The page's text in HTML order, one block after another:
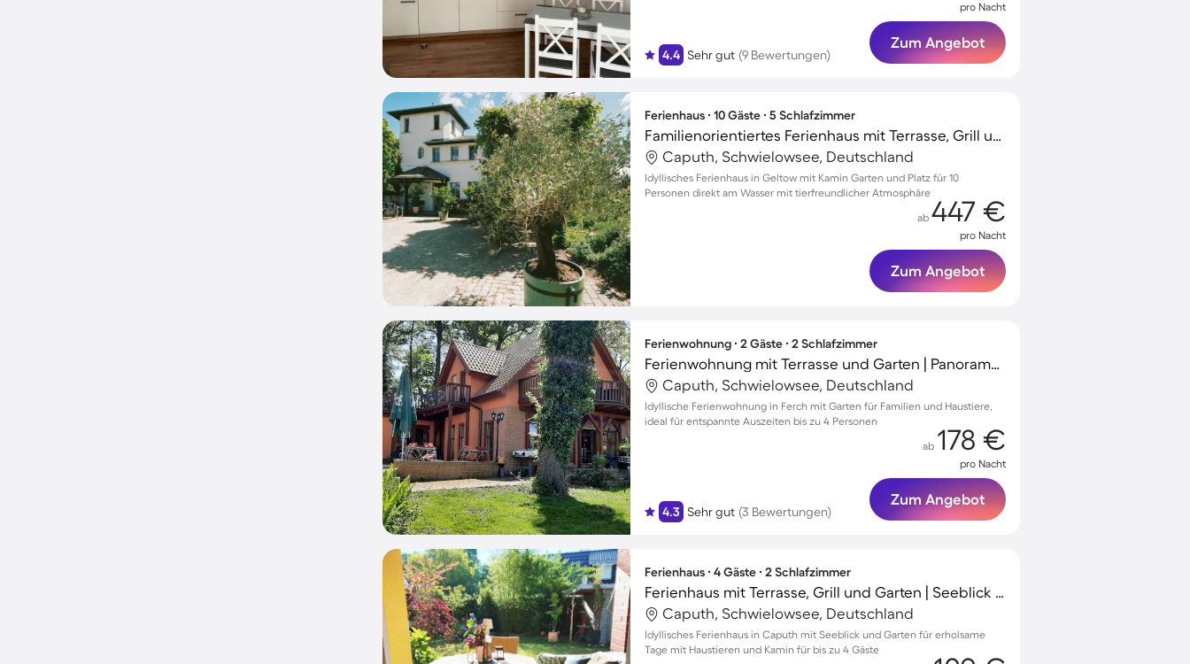
4.4 Sehr gut (9 Bewertungen)
pro Nacht
Zum Angebot
Ferienhaus ∙ 10 Gäste ∙ 5 Schlafzimmer
Familienorientiertes Ferienhaus mit Terrasse, Grill und Garten | Hunde erlaubt
Caputh, Schwielowsee, Deutschland
Idyllisches Ferienhaus in Geltow mit Kamin Garten und Platz für 10
Personen direkt am Wasser mit tierfreundlicher Atmosphäre
ab 447 €
pro Nacht
Zum Angebot
Ferienwohnung ∙ 2 Gäste ∙ 2 Schlafzimmer
Ferienwohnung mit Terrasse und Garten | Panoramablick
Caputh, Schwielowsee, Deutschland
Idyllische Ferienwohnung in Ferch mit Garten für Familien und Haustiere,
ideal für entspannte Auszeiten bis zu 4 Personen
4.3 Sehr gut (3 Bewertungen)
ab 178 €
pro Nacht
Zum Angebot
Ferienhaus ∙ 4 Gäste ∙ 2 Schlafzimmer
Ferienhaus mit Terrasse, Grill und Garten | Seeblick | Perfekt für die Arbeit von Zuhause
Caputh, Schwielowsee, Deutschland
Idyllisches Ferienhaus in Caputh mit Seeblick und Garten für erholsame
Tage mit Haustieren und Kamin für bis zu 4 Gäste